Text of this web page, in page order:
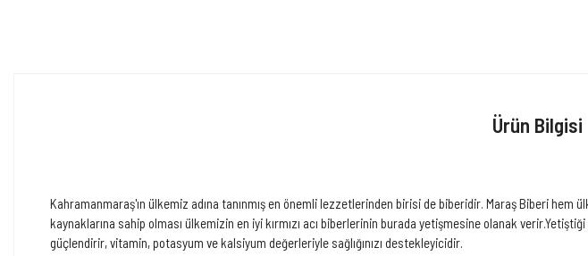
Ürün Bilgisi
Kahramanmaraş'ın ülkemiz adına tanınmış en önemli lezzetlerinden birisi de biberidir. Maraş Biberi
kaynaklarına sahip olması ülkemizin en iyi kırmızı acı biberlerinin burada yetişmesine olanak
güçlendirir, vitamin, potasyum ve kalsiyum değerleriyle sağlığınızı destekleyicidir.